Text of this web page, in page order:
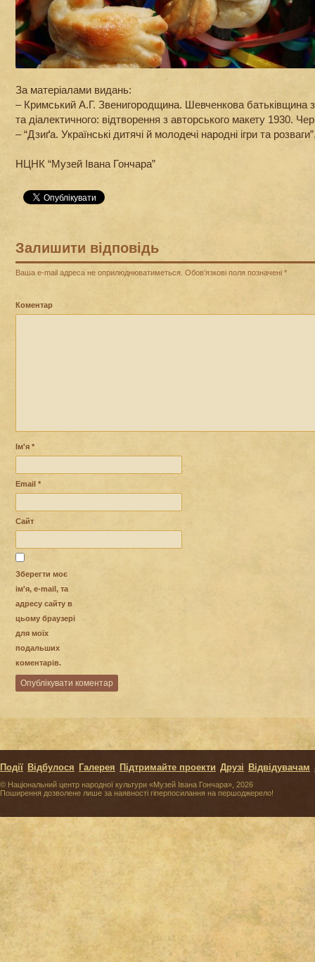
За матеріалами видань:
– Кримський А.Г. Звенигородщина. Шевченкова батьківщина з
та діалектичного: відтворення з авторського макету 1930.
– “Дзиґа. Українські дитячі й молодечі народні ігри та
НЦНК “Музей Івана Гончара”
Залишити відповідь
Ваша e-mail адреса не оприлюднюватиметься. Обов’язкові поля позначені *
Коментар
Ім'я *
Email *
Сайт
Зберегти моє
ім'я, e-mail, та
адресу сайту в
цьому браузері
для моїх
подальших
коментарів.
© Національний центр народної культури «Музей Івана Гончара», 2026
Поширення дозволене лише за наявності гіперпосилання на першоджерело!
Події Відбулося Галерея Підтримайте проекти Друзі Відвідувачам